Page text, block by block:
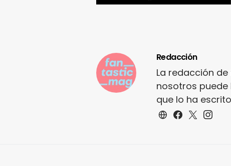
Redacción
La redacción
nosotros
que lo ha